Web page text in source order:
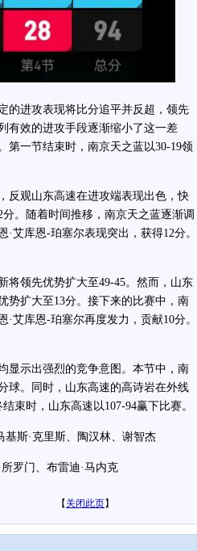
进攻表现将比分追平并反超，领先
有效的进攻手段逐渐缩小了这一差
第一节结束时，南京天之蓝以30-19领
观山东高速在进攻端表现出色，快
。随着时间推移，南京天之蓝逐渐调
艾库恩-珀塞尔表现突出，获得12分。
领先优势扩大至49-45。然而，山东
势扩大至13分。接下来的比赛中，南
艾库恩-珀塞尔再度发力，贡献10分。
示出强烈的竞争意图。本节中，南
球。同时，山东高速的高诗岩在外线
束时，山东高速以107-94赢下比赛。
斯·克里斯、陶汉林、谢智杰
罗门、布雷迪·马内克
【 关闭此页】